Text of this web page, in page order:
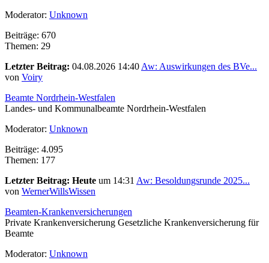
Moderator: Unknown
Beiträge: 670
Themen: 29
Letzter Beitrag: 04.08.2026 14:40 Aw: Auswirkungen des BVe...
von Voiry
Beamte Nordrhein-Westfalen
Landes- und Kommunalbeamte Nordrhein-Westfalen
Moderator: Unknown
Beiträge: 4.095
Themen: 177
Letzter Beitrag: Heute um 14:31 Aw: Besoldungsrunde 2025...
von WernerWillsWissen
Beamten-Krankenversicherungen
Private Krankenversicherung Gesetzliche Krankenversicherung für
Beamte
Moderator: Unknown